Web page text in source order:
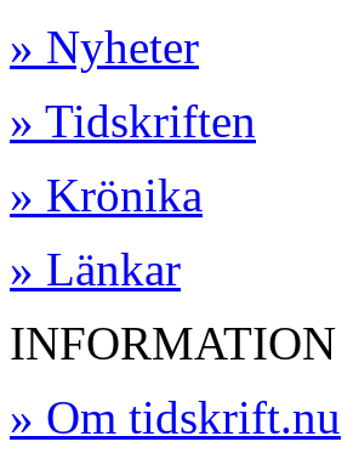
» Nyheter
» Tidskriften
» Krönika
» Länkar
INFORMATION
» Om tidskrift.nu